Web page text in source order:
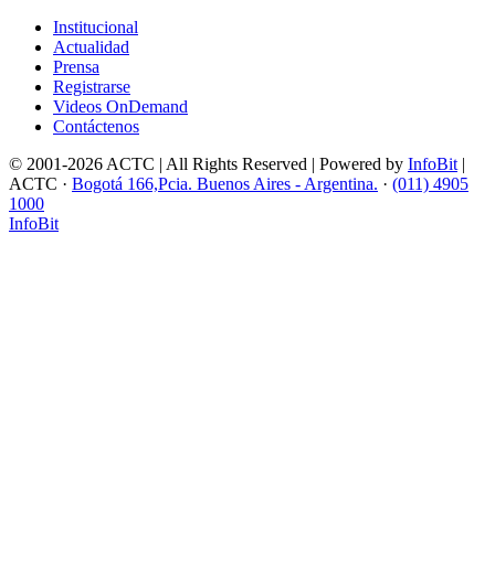
Institucional
Actualidad
Prensa
Registrarse
Videos OnDemand
Contáctenos
© 2001-2026 ACTC | All Rights Reserved | Powered by InfoBit |
ACTC · Bogotá 166,Pcia. Buenos Aires - Argentina. · (011) 4905
1000
InfoBit